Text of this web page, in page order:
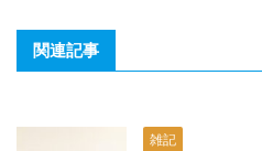
関連記事
雑記